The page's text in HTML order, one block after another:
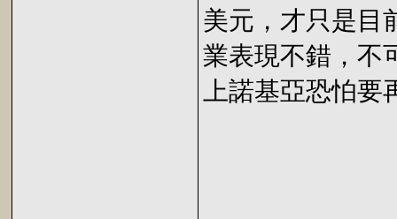
美元，才只是目
業表現不錯，不
上諾基亞恐怕要